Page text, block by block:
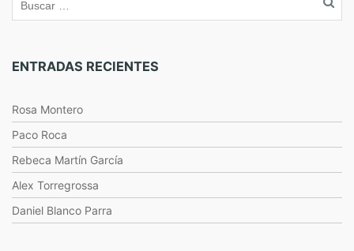
ENTRADAS RECIENTES
Rosa Montero
Paco Roca
Rebeca Martín García
Alex Torregrossa
Daniel Blanco Parra